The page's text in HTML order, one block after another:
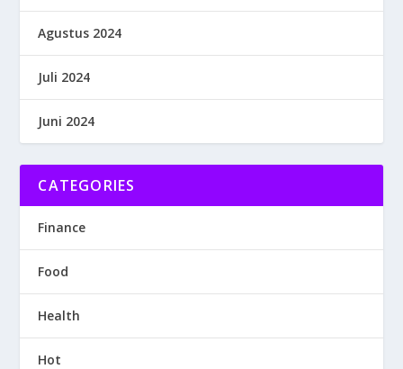
Agustus 2024
Juli 2024
Juni 2024
CATEGORIES
Finance
Food
Health
Hot